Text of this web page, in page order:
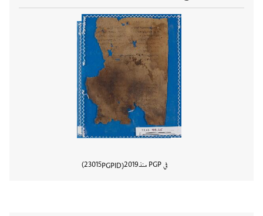
في PGP منذ 2019
PGPID
23015